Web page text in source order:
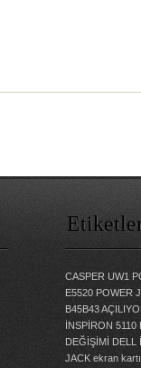
CASPER UW1
E5520 POWER
B45B43
İNSPİRON
DEĞİŞİMİ
DELL
JACK ekran